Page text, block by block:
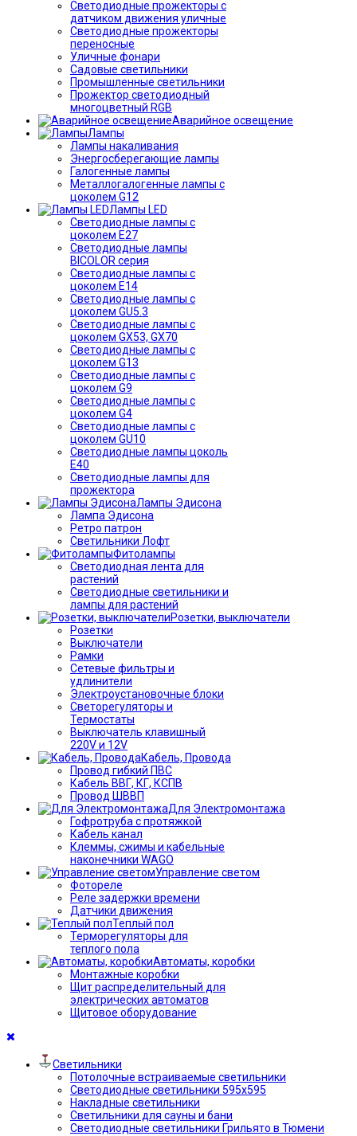
Светодиодные прожекторы с
датчиком движения уличные
Светодиодные прожекторы
переносные
Уличные фонари
Садовые светильники
Промышленные светильники
Прожектор светодиодный
многоцветный RGB
Аварийное освещение
Лампы
Лампы накаливания
Энергосберегающие лампы
Галогенные лампы
Металлогалогенные лампы с
цоколем G12
Лампы LED
Светодиодные лампы с
цоколем E27
Светодиодные лампы
BICOLOR серия
Светодиодные лампы с
цоколем E14
Светодиодные лампы с
цоколем GU5.3
Светодиодные лампы с
цоколем GX53, GX70
Светодиодные лампы с
цоколем G13
Светодиодные лампы с
цоколем G9
Светодиодные лампы с
цоколем G4
Светодиодные лампы с
цоколем GU10
Светодиодные лампы цоколь
Е40
Светодиодные лампы для
прожектора
Лампы Эдисона
Лампа Эдисона
Ретро патрон
Светильники Лофт
Фитолампы
Светодиодная лента для
растений
Светодиодные светильники и
лампы для растений
Розетки, выключатели
Розетки
Выключатели
Рамки
Сетевые фильтры и
удлинители
Электроустановочные блоки
Светорегуляторы и
Термостаты
Выключатель клавишный
220V и 12V
Кабель, Провода
Провод гибкий ПВС
Кабель ВВГ, КГ, КСПВ
Провод ШВВП
Для Электромонтажа
Гофротруба с протяжкой
Кабель канал
Клеммы, сжимы и кабельные
наконечники WAGO
Управление светом
Фотореле
Реле задержки времени
Датчики движения
Теплый пол
Терморегуляторы для
теплого пола
Автоматы, коробки
Монтажные коробки
Щит распределительный для
электрических автоматов
Щитовое оборудование
Светильники
Потолочные встраиваемые светильники
Светодиодные светильники 595х595
Накладные светильники
Светильники для сауны и бани
Светодиодные светильники Грильято в Тюмени